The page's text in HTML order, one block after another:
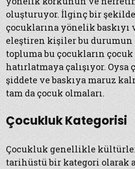
oluşturuyor. İlginç bir
çocuklarına yönelik baskıyı
eleştiren kişiler bu durumun
topluma bu çocukların
hatırlatmaya çalışıyor. Oysa
şiddete ve baskıya maruz
tam da çocuk olmaları.
Çocukluk Kategorisi
Çocukluk genellikle
tarihüstü bir kategori olarak